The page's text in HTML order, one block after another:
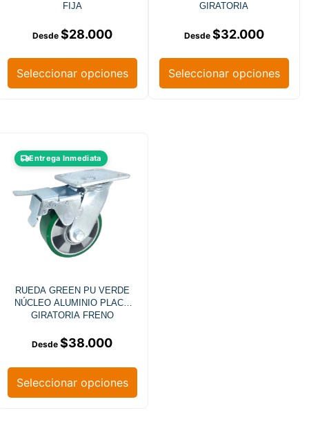
FIJA
$28.000
Seleccionar opciones
GIRATORIA
$32.000
Seleccionar opciones
Entrega Inmediata
RUEDA GREEN PU VERDE
NÚCLEO ALUMINIO PLACA
GIRATORIA FRENO
$38.000
Seleccionar opciones